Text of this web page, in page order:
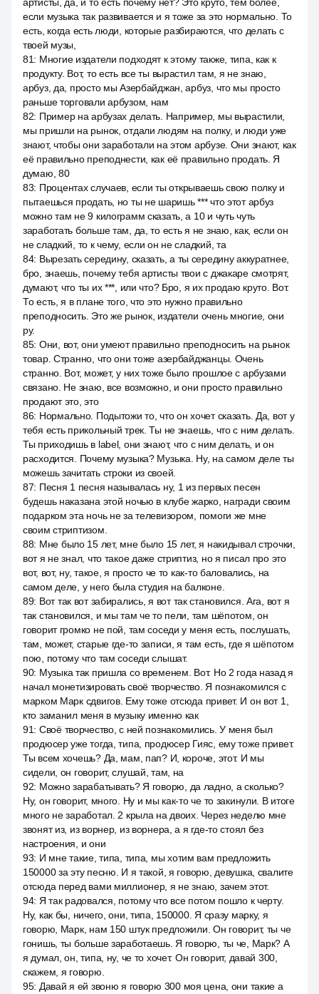
если музыка так развивается и я тоже за это нормально. То
есть, когда есть люди, которые разбираются, что делать с
твоей музы,
81: Многие издатели подходят к этому также, типа, как к
продукту. Вот, то есть все ты вырастил там, я не знаю,
арбуз, да, просто мы Азербайджан, арбуз, что мы просто
раньше торговали арбузом, нам
82: Пример на арбузах делать. Например, мы вырастили,
мы пришли на рынок, отдали людям на полку, и люди уже
знают, чтобы они заработали на этом арбузе. Они знают, как
её правильно преподнести, как её правильно продать. Я
думаю, 80
83: Процентах случаев, если ты открываешь свою полку и
пытаешься продать, но ты не шаришь *** что этот арбуз
можно там не 9 килограмм сказать, а 10 и чуть чуть
заработать больше там, да, то есть я не знаю, как, если он
не сладкий, то к чему, если он не сладкий, та
84: Вырезать середину, сказать, а ты середину аккуратнее,
бро, знаешь, почему тебя артисты твои с джакаре смотрят,
думают, что ты их ***, или что? Бро, я их продаю круто. Вот.
То есть, я в плане того, что это нужно правильно
преподносить. Это же рынок, издатели очень многие, они
ру.
85: Они, вот, они умеют правильно преподносить на рынок
товар. Странно, что они тоже азербайджанцы. Очень
странно. Вот, может, у них тоже было прошлое с арбузами
связано. Не знаю, все возможно, и они просто правильно
продают это, это
86: Нормально. Подытожи то, что он хочет сказать. Да, вот у
тебя есть прикольный трек. Ты не знаешь, что с ним делать.
Ты приходишь в label, они знают, что с ним делать, и он
расходится. Почему музыка? Музыка. Ну, на самом деле ты
можешь зачитать строки из своей.
87: Песня 1 песня называлась ну, 1 из первых песен
будешь наказана этой ночью в клубе жарко, награди своим
подарком эта ночь не за телевизором, помоги же мне
своим стриптизом.
88: Мне было 15 лет, мне было 15 лет, я накидывал строчки,
вот я не знал, что такое даже стриптиз, но я писал про это
вот, вот, ну, такое, я просто че то как-то баловались, на
самом деле, у него была студия на балконе.
89: Вот так вот забирались, я вот так становился. Ага, вот я
так становился, и мы там че то пели, там шёпотом, он
говорит громко не пой, там соседи у меня есть, послушать,
там, может, старые где-то записи, я там есть, где я шёпотом
пою, потому что там соседи слышат.
90: Музыка так пришла со временем. Вот. Но 2 года назад я
начал монетизировать своё творчество. Я познакомился с
марком Марк сдвигов. Ему тоже отсюда привет. И он вот 1,
кто заманил меня в музыку именно как
91: Своё творчество, с ней познакомились. У меня был
продюсер уже тогда, типа, продюсер Гияс, ему тоже привет.
Ты всем хочешь? Да, мам, пап? И, короче, этот. И мы
сидели, он говорит, слушай, там, на
92: Можно зарабатывать? Я говорю, да ладно, а сколько?
Ну, он говорит, много. Ну и мы как-то че то закинули. В итоге
много не заработал. 2 крыла на двоих. Через неделю мне
звонят из, из ворнер, из ворнера, а я где-то стоял без
настроения, и они
93: И мне такие, типа, типа, мы хотим вам предложить
150000 за эту песню. И я такой, я говорю, девушка, свалите
отсюда перед вами миллионер, я не знаю, зачем этот.
94: Я так радовался, потому что все потом пошло к черту.
Ну, как бы, ничего, они, типа, 150000. Я сразу марку, я
говорю, Марк, нам 150 штук предложили. Он говорит, ты че
гонишь, ты больше заработаешь. Я говорю, ты че, Марк? А
я думал, он, типа, ну, че то хочет. Он говорит, давай 300,
скажем, я говорю.
95: Давай я ей звоню я говорю 300 моя цена, они такие а